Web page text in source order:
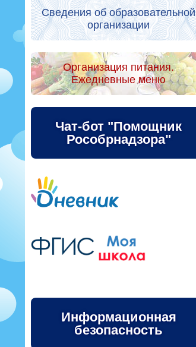
Сведения об образовательной
организации
Организация питания.
Ежедневные меню
Чат-бот "Помощник
Рособрнадзора"
Информационная
безопасность